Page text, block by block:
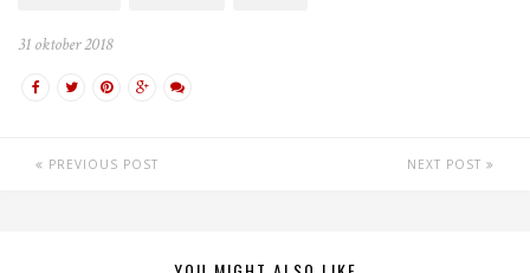
31 oktober 2018
PREVIOUS POST NEXT POST